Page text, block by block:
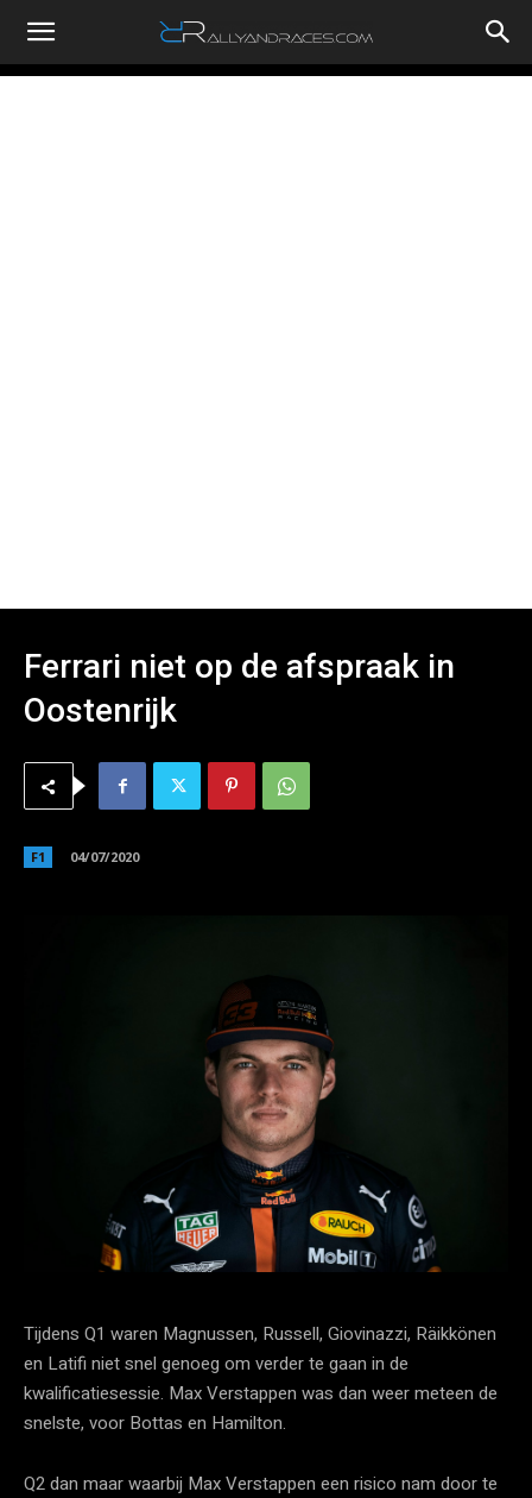
RallyandRaces.com
Ferrari niet op de afspraak in
Oostenrijk
F1 04/07/2020
Tijdens Q1 waren Magnussen, Russell, Giovinazzi, Räikkönen
en Latifi niet snel genoeg om verder te gaan in de
kwalificatiesessie. Max Verstappen was dan weer meteen de
snelste, voor Bottas en Hamilton.
Q2 dan maar waarbij Max Verstappen een risico nam door te